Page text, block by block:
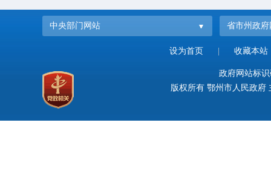
中央部门网站 省市州政府
设为首页 收藏本站
政府网站标
版权所有 鄂州市人民政府